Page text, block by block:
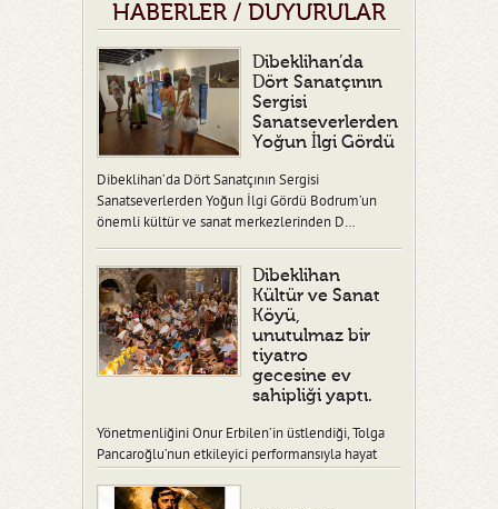
HABERLER / DUYURULAR
Dibeklihan’da
Dört Sanatçının
Sergisi
Sanatseverlerden
Yoğun İlgi Gördü
Dibeklihan’da Dört Sanatçının Sergisi
Sanatseverlerden Yoğun İlgi Gördü Bodrum’un
önemli kültür ve sanat merkezlerinden D…
Dibeklihan
Kültür ve Sanat
Köyü,
unutulmaz bir
tiyatro
gecesine ev
sahipliği yaptı.
Yönetmenliğini Onur Erbilen’in üstlendiği, Tolga
Pancaroğlu’nun etkileyici performansıyla hayat